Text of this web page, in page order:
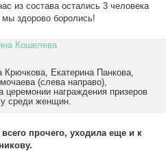
из состава остались 3 человека
здорово боролись!
Крючкова, Екатерина Панкова,
(слева направо),
награждения призеров
среди женщин.
прочего, уходила еще и к